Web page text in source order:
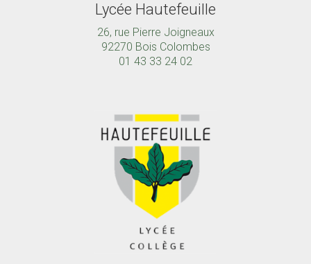
Lycée Hautefeuille
26, rue Pierre Joigneaux
92270 Bois Colombes
01 43 33 24 02